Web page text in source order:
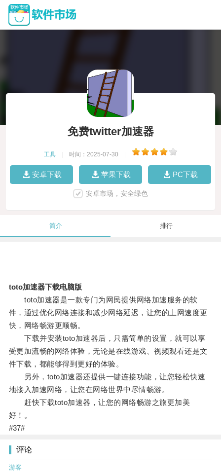
免费twitter加速器
工具 时间：2025-07-30
安卓下载 苹果下载 PC下载
安卓市场，安全绿色
简介 排行
toto加速器下载电脑版
toto加速器是一款专门为网民提供网络加速服务的软
件，通过优化网络连接和减少网络延迟，让您的上网速度更
快，网络畅游更顺畅。
下载并安装toto加速器后，只需简单的设置，就可以享
受更加流畅的网络体验，无论是在线游戏、视频观看还是文
件下载，都能够得到更好的体验。
另外，toto加速器还提供一键连接功能，让您轻松快速
地接入加速网络，让您在网络世界中尽情畅游。
赶快下载toto加速器，让您的网络畅游之旅更加美
好！。
#37#
评论
游客